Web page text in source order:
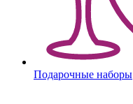
Подарочные наборы